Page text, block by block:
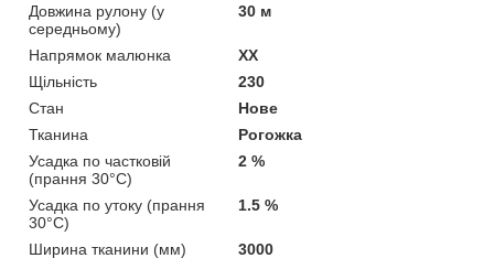
Довжина рулону (у
середньому)
30 м
Напрямок малюнка
XX
Щільність
230
Стан
Нове
Тканина
Рогожка
Усадка по частковій
(прання 30°C)
2 %
Усадка по утоку (прання
30°C)
1.5 %
Ширина тканини (мм) 3000